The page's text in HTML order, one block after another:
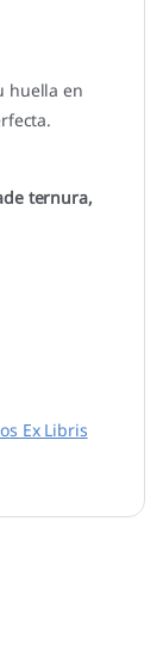
huella en
ternura,
Ex Libris